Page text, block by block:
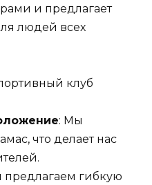
и предлагает
людей всех
клуб
: Мы
что делает нас
предлагаем гибкую